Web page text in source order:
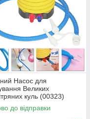
Насос для
Великих
куль (00323)
до відправки